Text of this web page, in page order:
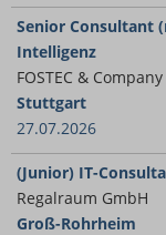
Senior Consultant
Intelligenz
FOSTEC &
Stuttgart
27.07.2026
(Junior) IT-
Regalraum GmbH
Groß-Rohrheim